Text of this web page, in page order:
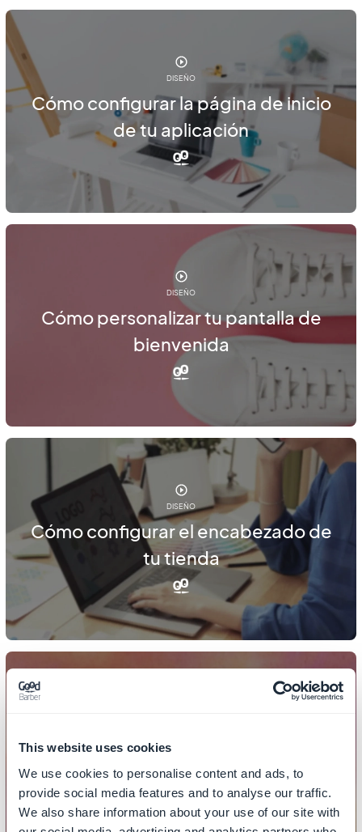
This website uses cookies
We use cookies to personalise content and ads, to
provide social media features and to analyse our traffic.
We also share information about your use of our site with
DISEÑO
Cómo configurar la página de inicio
de tu aplicación
DISEÑO
Cómo personalizar tu pantalla de
bienvenida
DISEÑO
Cómo configurar el encabezado de
tu tienda
Cómo configurar el estilo global de
tu tienda